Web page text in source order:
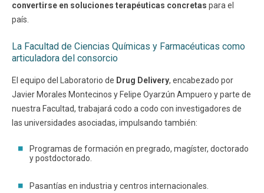
convertirse en soluciones terapéuticas concretas para el
país.
La Facultad de Ciencias Químicas y Farmacéuticas como
articuladora del consorcio
El equipo del Laboratorio de Drug Delivery, encabezado por
Javier Morales Montecinos y Felipe Oyarzún Ampuero y parte de
nuestra Facultad, trabajará codo a codo con investigadores de
las universidades asociadas, impulsando también:
Programas de formación en pregrado, magíster, doctorado
y postdoctorado.
Pasantías en industria y centros internacionales.